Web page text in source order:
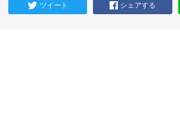
ツイート シェアする